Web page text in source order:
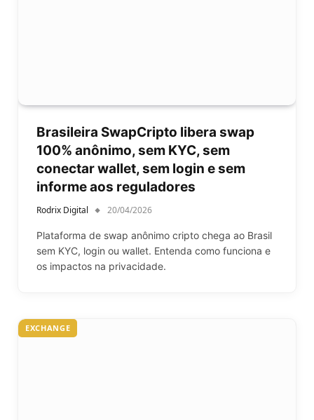
Brasileira SwapCripto libera swap
100% anônimo, sem KYC, sem
conectar wallet, sem login e sem
informe aos reguladores
Rodrix Digital 20/04/2026
Plataforma de swap anônimo cripto chega ao Brasil
sem KYC, login ou wallet. Entenda como funciona e
os impactos na privacidade.
EXCHANGE